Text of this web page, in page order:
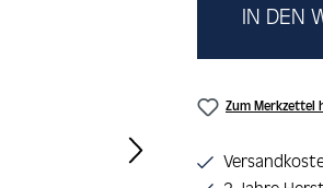
IN DEN
Zum Merkzettel